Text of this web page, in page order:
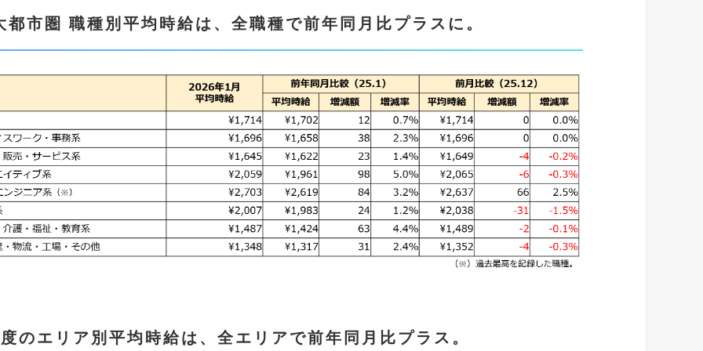
都市圏 職種別平均時給は、全職種で前年同月比プラスに。
のエリア別平均時給は 、全エリアで前年 同月比プラス 。